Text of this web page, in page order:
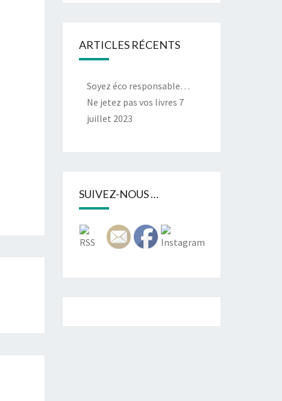
ARTICLES RÉCENTS
Soyez éco responsable…
Ne jetez pas vos livres 7
juillet 2023
SUIVEZ-NOUS …